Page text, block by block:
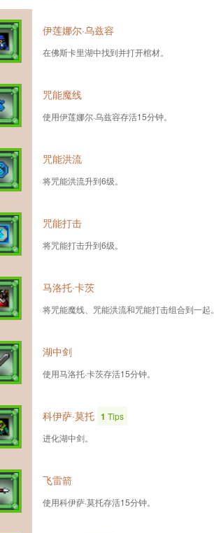
伊莲娜尔·乌兹容
在佛斯卡里湖中找到并打开棺材。
咒能魔线
使用伊莲娜尔·乌兹容存活15分钟。
咒能洪流
将咒能洪流升到6级。
咒能打击
将咒能打击升到6级。
马洛托·卡茨
将咒能魔线、咒能洪流和咒能打击组合到一起。
湖中剑
使用马洛托·卡茨存活15分钟。
科伊萨·莫托 1 Tips
进化湖中剑。
飞雷箭
使用科伊萨·莫托存活15分钟。